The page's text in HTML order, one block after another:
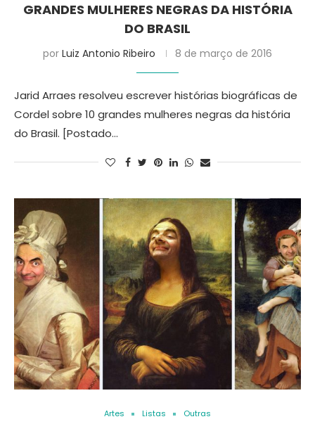
GRANDES MULHERES NEGRAS DA HISTÓRIA
DO BRASIL
por Luiz Antonio Ribeiro 8 de março de 2016
Jarid Arraes resolveu escrever histórias biográficas de
Cordel sobre 10 grandes mulheres negras da história
do Brasil. [Postado…
Artes Listas Outras